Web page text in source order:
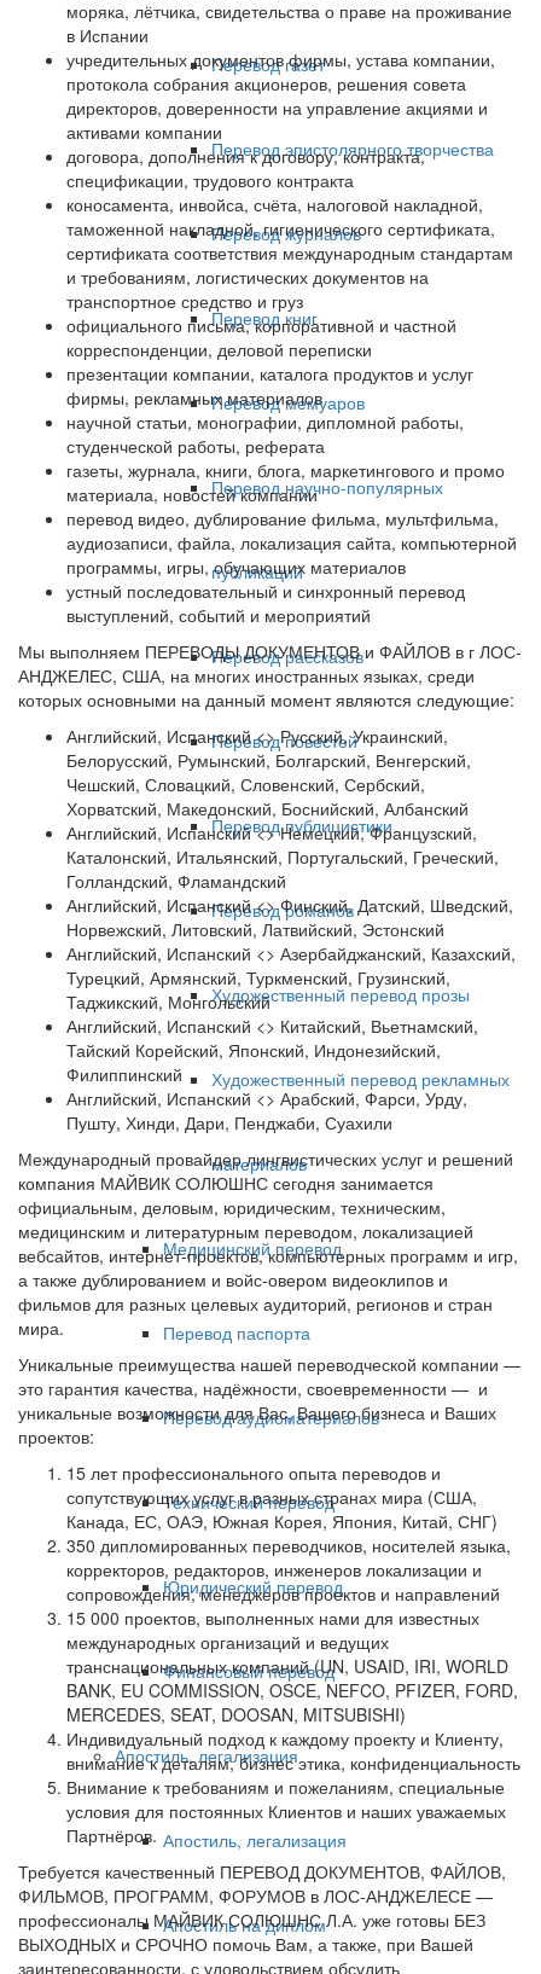
Перевод газет
Перевод эпистолярного творчества
Перевод журналов
Перевод книг
Перевод мемуаров
Перевод научно-популярных
публикаций
Перевод рассказов
Перевод повестей
Перевод публицистики
Перевод романов
Художественный перевод прозы
Художественный перевод рекламных
материалов
Медицинский перевод
Перевод паспорта
Перевод аудиоматериалов
Технический перевод
Юридический перевод
Финансовый перевод
Апостиль, легализация
Апостиль, легализация
Апостиль на диплом
моряка, лётчика, свидетельства о праве на проживание
в Испании
учредительных документов фирмы, устава компании,
протокола собрания акционеров, решения совета
директоров, доверенности на управление акциями и
активами компании
договора, дополнения к договору, контракта,
спецификации, трудового контракта
коносамента, инвойса, счёта, налоговой накладной,
таможенной накладной, гигиенического сертификата,
сертификата соответствия международным стандартам
и требованиям, логистических документов на
транспортное средство и груз
официального письма, корпоративной и частной
корреспонденции, деловой переписки
презентации компании, каталога продуктов и услуг
фирмы, рекламных материалов
научной статьи, монографии, дипломной работы,
студенческой работы, реферата
газеты, журнала, книги, блога, маркетингового и промо
материала, новостей компании
перевод видео, дублирование фильма, мультфильма,
аудиозаписи, файла, локализация сайта, компьютерной
программы, игры, обучающих материалов
устный последовательный и синхронный перевод
выступлений, событий и мероприятий
Мы выполняем ПЕРЕВОДЫ ДОКУМЕНТОВ и ФАЙЛОВ в г ЛОС-
АНДЖЕЛЕС, США, на многих иностранных языках, среди
которых основными на данный момент являются следующие:
Английский, Испанский <> Русский, Украинский,
Белорусский, Румынский, Болгарский, Венгерский,
Чешский, Словацкий, Словенский, Сербский,
Хорватский, Македонский, Боснийский, Албанский
Английский, Испанский <> Немецкий, Французский,
Каталонский, Итальянский, Португальский, Греческий,
Голландский, Фламандский
Английский, Испанский <> Финский, Датский, Шведский,
Норвежский, Литовский, Латвийский, Эстонский
Английский, Испанский <> Азербайджанский, Казахский,
Турецкий, Армянский, Туркменский, Грузинский,
Таджикский, Монгольский
Английский, Испанский <> Китайский, Вьетнамский,
Тайский Корейский, Японский, Индонезийский,
Филиппинский
Английский, Испанский <> Арабский, Фарси, Урду,
Пушту, Хинди, Дари, Пенджаби, Суахили
Международный провайдер лингвистических услуг и решений
компания МАЙВИК СОЛЮШНС сегодня занимается
официальным, деловым, юридическим, техническим,
медицинским и литературным переводом, локализацией
вебсайтов, интернет-проектов, компьютерных программ и игр,
а также дублированием и войс-овером видеоклипов и
фильмов для разных целевых аудиторий, регионов и стран
мира.
Уникальные преимущества нашей переводческой компании —
это гарантия качества, надёжности, своевременности — и
уникальные возможности для Вас, Вашего бизнеса и Ваших
проектов:
15 лет профессионального опыта переводов и
сопутствующих услуг в разных странах мира (США,
Канада, ЕС, ОАЭ, Южная Корея, Япония, Китай, СНГ)
350 дипломированных переводчиков, носителей языка,
корректоров, редакторов, инженеров локализации и
сопровождения, менеджеров проектов и направлений
15 000 проектов, выполненных нами для известных
международных организаций и ведущих
транснациональных компаний (UN, USAID, IRI, WORLD
BANK, EU COMMISSION, OSCE, NEFCO, PFIZER, FORD,
MERCEDES, SEAT, DOOSAN, MITSUBISHI)
Индивидуальный подход к каждому проекту и Клиенту,
внимание к деталям, бизнес этика, конфиденциальность
Внимание к требованиям и пожеланиям, специальные
условия для постоянных Клиентов и наших уважаемых
Партнёров.
Требуется качественный ПЕРЕВОД ДОКУМЕНТОВ, ФАЙЛОВ,
ФИЛЬМОВ, ПРОГРАММ, ФОРУМОВ в ЛОС-АНДЖЕЛЕСЕ —
профессионалы МАЙВИК СОЛЮШНС Л.А. уже готовы БЕЗ
ВЫХОДНЫХ и СРОЧНО помочь Вам, а также, при Вашей
заинтересованности, с удовольствием обсудить